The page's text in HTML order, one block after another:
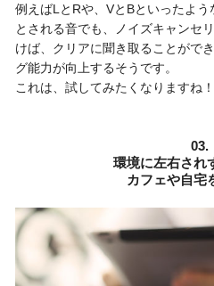
例えばLとRや、VとBといったよ
とされる音でも、ノイズキャンセ
けば、クリアに聞き取ることが
グ能力が向上するそうです。
これは、試してみたくなりますね！
03.
環境に左右され
カフェや自宅